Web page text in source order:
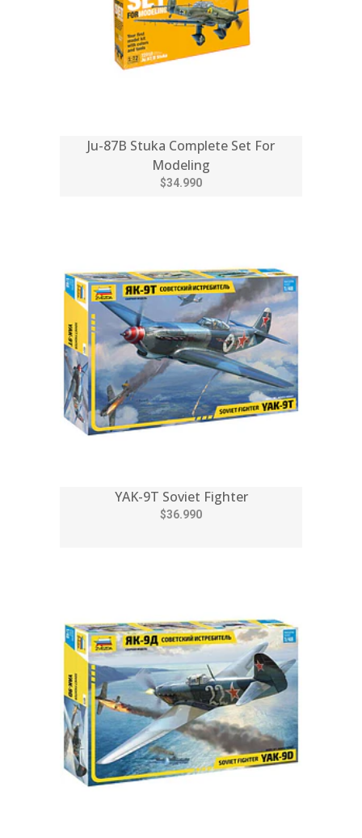
Ju-87B Stuka Complete Set For
Modeling
$34.990
YAK-9T Soviet Fighter
$36.990